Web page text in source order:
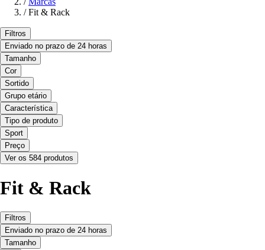
/ Fit & Rack
Filtros
Enviado no prazo de 24 horas
Tamanho
Cor
Sortido
Grupo etário
Característica
Tipo de produto
Sport
Preço
Ver os 584 produtos
Fit & Rack
Filtros
Enviado no prazo de 24 horas
Tamanho